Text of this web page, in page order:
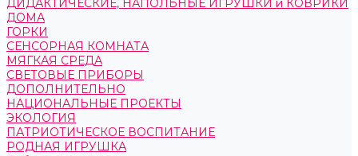
ДИДАКТИЧЕСКИЕ, НАПОЛЬНЫЕ ИГРУШКИ и КОВРИКИ
ДОМА
ГОРКИ
СЕНСОРНАЯ КОМНАТА
МЯГКАЯ СРЕДА
СВЕТОВЫЕ ПРИБОРЫ
ДОПОЛНИТЕЛЬНО
НАЦИОНАЛЬНЫЕ ПРОЕКТЫ
ЭКОЛОГИЯ
ПАТРИОТИЧЕСКОЕ ВОСПИТАНИЕ
РОДНАЯ ИГРУШКА